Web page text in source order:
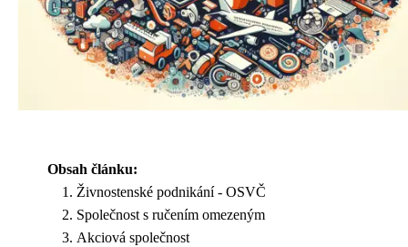
Obsah článku:
Živnostenské podnikání - OSVČ
Společnost s ručením omezeným
Akciová společnost